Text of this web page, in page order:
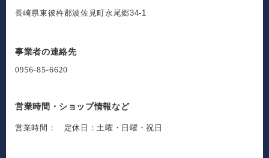
長崎県東彼杵郡波佐見町永尾郷34-1
事業者の連絡先
営業時間・ショップ情報など
営業時間： 定休日：土曜・日曜・祝日